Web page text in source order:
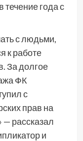
течение года с
с людьми,
к работе
За долгое
ФК
с
прав на
— рассказал
и